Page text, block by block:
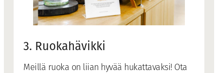
3. Ruokahävikki
Meillä ruoka on liian hyvää hukattavaksi! Ota